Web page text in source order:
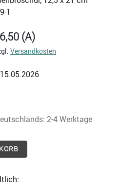
1
(A)
Versandkosten
2-4 Werktage